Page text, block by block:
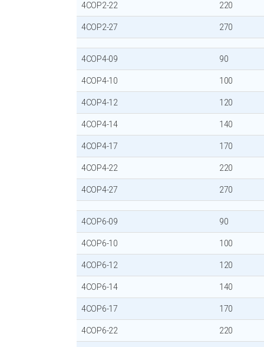
4COP2-22 220
4COP2-27 270
4COP4-09 90
4COP4-10 100
4COP4-12 120
4COP4-14 140
4COP4-17 170
4COP4-22 220
4COP4-27 270
4COP6-09 90
4COP6-10 100
4COP6-12 120
4COP6-14 140
4COP6-17 170
4COP6-22 220